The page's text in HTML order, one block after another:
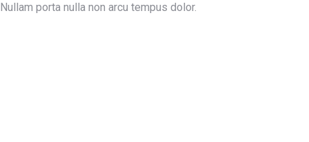
Nullam porta nulla non arcu tempus dolor.